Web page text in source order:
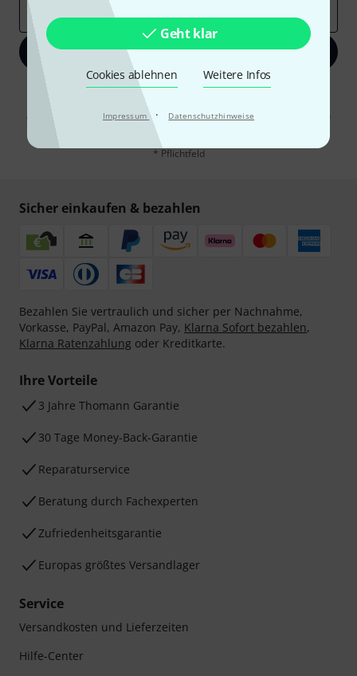
Geht klar
Cookies ablehnen Weitere Infos
Impressum · Datenschutzhinweise
E-Mail-Adresse*
Jetzt anmelden
Mit Klick auf „Jetzt anmelden“ stimmen Sie dem Erhalt von E-Mail-
Werbung und einer Messung des E-Mail-Nutzungsverhaltens zu. Die
Abmeldung ist jederzeit möglich. Weitere Informationen finden Sie in
Datenschutzhinweisen
* Pflichtfeld
Sicher einkaufen & bezahlen
Bezahlen Sie vertraulich und sicher per Nachnahme,
Vorkasse, PayPal, Amazon Pay, Klarna Sofort bezahlen,
Klarna Ratenzahlung oder Kreditkarte.
Ihre Vorteile
3 Jahre Thomann Garantie
30 Tage Money-Back-Garantie
Reparaturservice
Beratung durch Fachexperten
Zufriedenheitsgarantie
Europas größtes Versandlager
Service
Versandkosten und Lieferzeiten
Hilfe-Center